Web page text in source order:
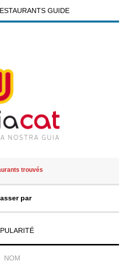
GUIDE
trouvés
par
NOM